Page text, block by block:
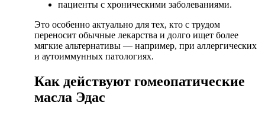
пациенты с хроническими заболеваниями.
Это особенно актуально для тех, кто с трудом
переносит обычные лекарства и долго ищет более
мягкие альтернативы — например, при аллергических
и аутоиммунных патологиях.
Как действуют гомеопатические
масла Эдас